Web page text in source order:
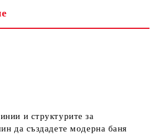
и структурите за
да създадете модерна баня